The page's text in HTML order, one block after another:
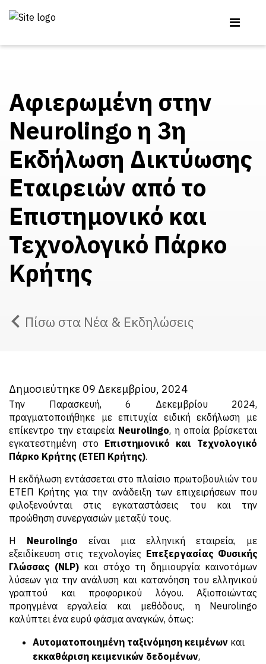
Αφιερωμένη στην
Neurolingo η 3η
Εκδήλωση Δικτύωσης
Εταιρειών από το
Επιστημονικό και
Τεχνολογικό Πάρκο
Κρήτης
Πίσω στα Νέα & Εκδηλώσεις
Δημοσιεύτηκε 09 Δεκεμβρίου, 2024
Την Παρασκευή, 6 Δεκεμβρίου 2024,
πραγματοποιήθηκε με επιτυχία ειδική εκδήλωση με
επίκεντρο την εταιρεία Neurolingo, η οποία βρίσκεται
εγκατεστημένη στο Επιστημονικό και Τεχνολογικό
Πάρκο Κρήτης (ΕΤΕΠ Κρήτης).
Η εκδήλωση εντάσσεται στο πλαίσιο πρωτοβουλιών του
ΕΤΕΠ Κρήτης για την ανάδειξη των επιχειρήσεων που
φιλοξενούνται στις εγκαταστάσεις του και την
προώθηση συνεργασιών μεταξύ τους.
Η Neurolingo είναι μια ελληνική εταιρεία, με
εξειδίκευση στις τεχνολογίες Επεξεργασίας Φυσικής
Γλώσσας (NLP)και στόχο τη δημιουργία καινοτόμων
λύσεων για την ανάλυση και κατανόηση του ελληνικού
γραπτού και προφορικού λόγου. Αξιοποιώντας
προηγμένα εργαλεία και μεθόδους, η Neurolingo
καλύπτει ένα ευρύ φάσμα αναγκών, όπως:
Αυτοματοποιημένη ταξινόμηση κειμένων και
εκκαθάριση κειμενικών δεδομένων,